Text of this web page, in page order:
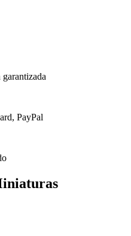
PayPal